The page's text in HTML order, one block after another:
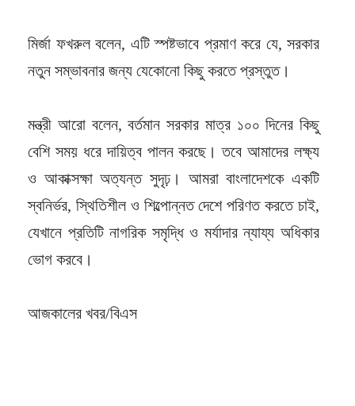
মির্জা ফখরুল বলেন, এটি স্পষ্টভাবে প্রমাণ করে যে, সরকার
নতুন সম্ভাবনার জন্য যেকোনো কিছু করতে প্রস্তুত।
মন্ত্রী আরো বলেন, বর্তমান সরকার মাত্র ১০০ দিনের কিছু
বেশি সময় ধরে দায়িত্ব পালন করছে। তবে আমাদের লক্ষ্য
ও আকাক্সক্ষা অত্যন্ত সুদৃঢ়। আমরা বাংলাদেশকে একটি
স্বনির্ভর, স্থিতিশীল ও শিল্পোন্নত দেশে পরিণত করতে চাই,
যেখানে প্রতিটি নাগরিক সমৃদ্ধি ও মর্যাদার ন্যায্য অধিকার
ভোগ করবে।
আজকালের খবর/বিএস